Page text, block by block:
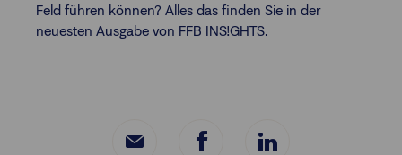
Feld führen können? Alles das finden Sie in der
neuesten Ausgabe von FFB INS!GHTS.